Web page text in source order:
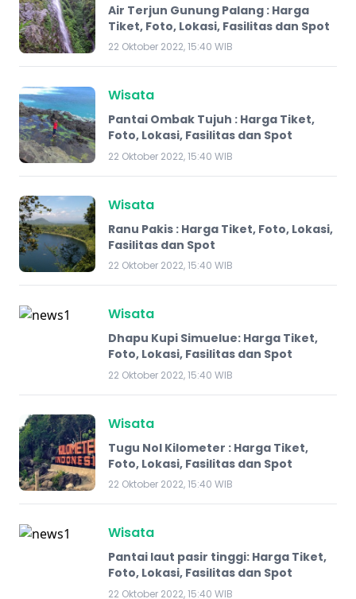
Air Terjun Gunung Palang : Harga
Tiket, Foto, Lokasi, Fasilitas dan Spot
22 Oktober 2022, 15:40 WIB
Wisata
Pantai Ombak Tujuh : Harga Tiket,
Foto, Lokasi, Fasilitas dan Spot
22 Oktober 2022, 15:40 WIB
Wisata
Ranu Pakis : Harga Tiket, Foto, Lokasi,
Fasilitas dan Spot
22 Oktober 2022, 15:40 WIB
Wisata
Dhapu Kupi Simuelue: Harga Tiket,
Foto, Lokasi, Fasilitas dan Spot
22 Oktober 2022, 15:40 WIB
Wisata
Tugu Nol Kilometer : Harga Tiket,
Foto, Lokasi, Fasilitas dan Spot
22 Oktober 2022, 15:40 WIB
Wisata
Pantai laut pasir tinggi: Harga Tiket,
Foto, Lokasi, Fasilitas dan Spot
22 Oktober 2022, 15:40 WIB